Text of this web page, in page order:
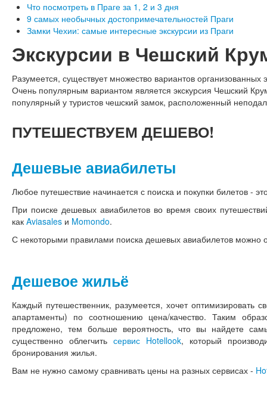
Что посмотреть в Праге за 1, 2 и 3 дня
9 самых необычных достопримечательностей Праги
Замки Чехии: самые интересные экскурсии из Праги
Экскурсии в Чешский
Разумеется, существует множество вариантов
Очень популярным вариантом является экскурсия Чешский
популярный у туристов чешский замок, расположенный
ПУТЕШЕСТВУЕМ ДЕШЕВО!
Дешевые авиабилеты
Любое путешествие начинается с поиска и покупки билетов -
При поиске дешевых авиабилетов во время своих
как Aviasales и Momondo.
С некоторыми правилами поиска дешевых авиабилетов можно
Дешевое жильё
Каждый путешественник, разумеется, хочет оптимизировать
апартаменты) по соотношению цена/качество. Таким
предложено, тем больше вероятность, что вы найдете
существенно облегчить сервис Hotellook, который
бронирования жилья.
Вам не нужно самому сравнивать цены на разных сервисах -